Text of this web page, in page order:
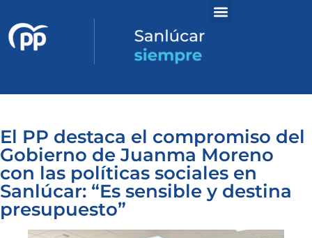
El PP destaca el compromiso del
Gobierno de Juanma Moreno
con las políticas sociales en
Sanlúcar: “Es sensible y destina
presupuesto”